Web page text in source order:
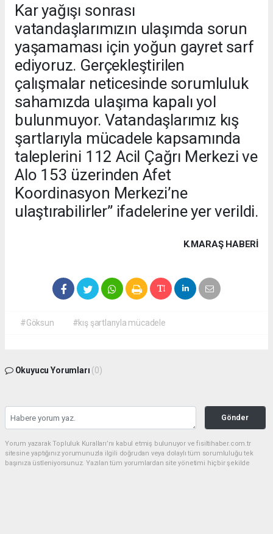
Kar yağışı sonrası
vatandaşlarımızın ulaşımda sorun
yaşamaması için yoğun gayret sarf
ediyoruz. Gerçekleştirilen
çalışmalar neticesinde sorumluluk
sahamızda ulaşıma kapalı yol
bulunmuyor. Vatandaşlarımız kış
şartlarıyla mücadele kapsamında
taleplerini 112 Acil Çağrı Merkezi ve
Alo 153 üzerinden Afet
Koordinasyon Merkezi’ne
ulaştırabilirler” ifadelerine yer verildi.
K.MARAŞ HABERİ
#Göksun #kış şartlarıyla mücadele
Okuyucu Yorumları (0)
Gönder
Yorum yazarak Topluluk Kuralları’nı kabul etmiş bulunuyor ve fisiltihaber.com.tr
sitesine yaptığınız yorumunuzla ilgili doğrudan veya dolaylı tüm sorumluluğu tek
başınıza üstleniyorsunuz. Yazılan tüm yorumlardan site yönetimi hiçbir şekilde